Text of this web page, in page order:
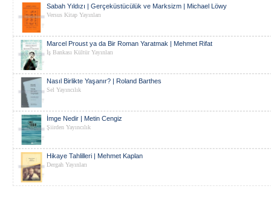
Sabah Yıldızı | Gerçeküstücülük ve Marksizm | Michael Löwy
Versus Kitap Yayınları
Marcel Proust ya da Bir Roman Yaratmak | Mehmet Rifat
İş Bankası Kültür Yayınları
Nasıl Birlikte Yaşanır? | Roland Barthes
Sel Yayıncılık
İmge Nedir | Metin Cengiz
Şiirden Yayıncılık
Hikaye Tahlilleri | Mehmet Kaplan
Dergah Yayınları